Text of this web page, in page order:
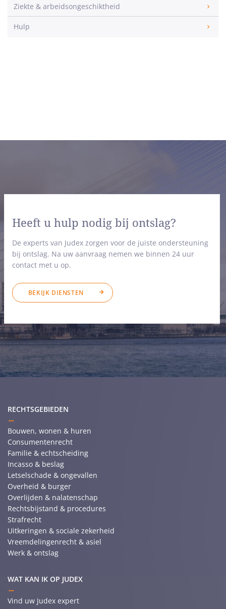
Ziekte & arbeidsongeschiktheid
Hulp
Heeft u hulp nodig bij ontslag?
De experts van Judex zorgen voor de juiste ondersteuning
bij ontslag. Na uw aanvraag nemen we binnen 24 uur
contact met u op.
BEKIJK DIENSTEN
RECHTSGEBIEDEN
Bouwen, wonen & huren
Consumentenrecht
Familie & echtscheiding
Incasso & beslag
Letselschade & ongevallen
Overheid & burger
Overlijden & nalatenschap
Rechtsbijstand & procedures
Strafrecht
Uitkeringen & sociale zekerheid
Vreemdelingenrecht & asiel
Werk & ontslag
WAT KAN IK OP JUDEX
Vind uw Judex expert